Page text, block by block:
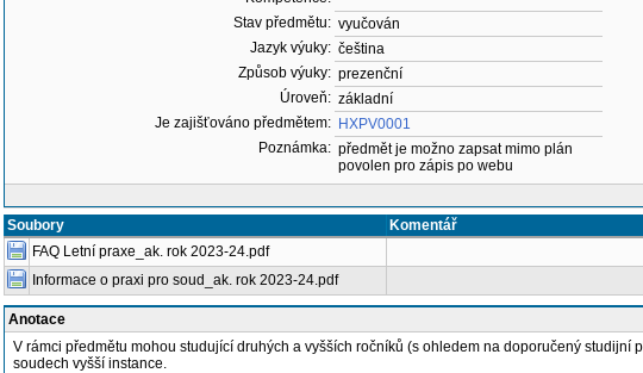
Stav předmětu: vyučován
Jazyk výuky: čeština
Způsob výuky: prezenční
Úroveň: základní
Je zajišťováno předmětem: HXPV0001
Poznámka: předmět je možno zapsat mimo plán
povolen pro zápis po webu
Soubory
Komentář
FAQ Letní praxe_ak. rok 2023-24.pdf
Informace o praxi pro soud_ak. rok 2023-24.pdf
Anotace
V rámci předmětu mohou studující druhých a vyšších ročníků (s ohledem na doporučený
soudech vyšší instance.